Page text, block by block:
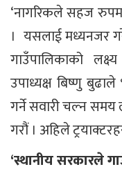
‘नागरिकले सहज
। यसलाई मध्यनजर
गाउँपालिकाको
उपाध्यक्ष बिष्णु
गर्ने सवारी चल्न समय
गरौं । अहिले
‘स्थानीय सरकारले